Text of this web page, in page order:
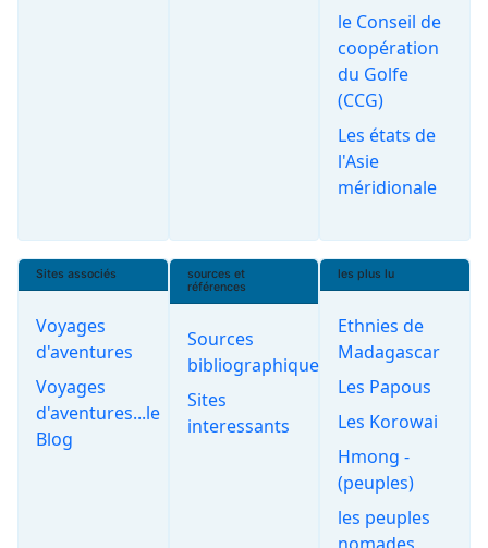
le Conseil de
coopération
du Golfe
(CCG)
Les états de
l'Asie
méridionale
Sites associés
Voyages
d'aventures
Voyages
d'aventures...le
Blog
sources et
références
Sources
bibliographiques
Sites
interessants
les plus lu
Ethnies de
Madagascar
Les Papous
Les Korowai
Hmong -
(peuples)
les peuples